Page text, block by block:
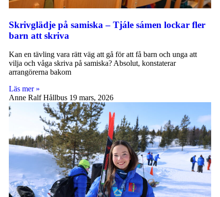
Skrivglädje på samiska – Tjále sámen lockar fler
barn att skriva
Kan en tävling vara rätt väg att gå för att få barn och unga att
vilja och våga skriva på samiska? Absolut, konstaterar
arrangörerna bakom
Läs mer »
Anne Ralf Hållbus 19 mars, 2026